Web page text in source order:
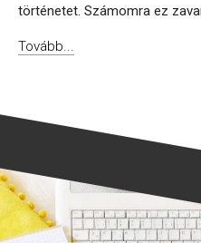
történetet. Számomra ez
Tovább...